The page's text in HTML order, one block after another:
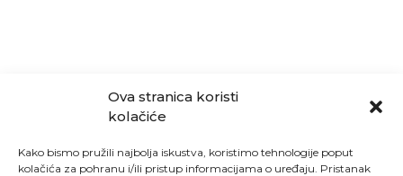
Ova stranica koristi
kolačiće
Kako bismo pružili najbolja iskustva, koristimo tehnologije poput
kolačića za pohranu i/ili pristup informacijama o uređaju. Pristanak